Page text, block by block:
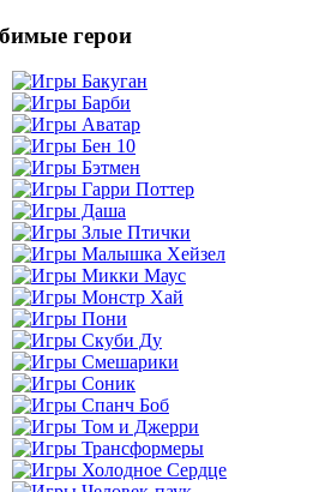
герои